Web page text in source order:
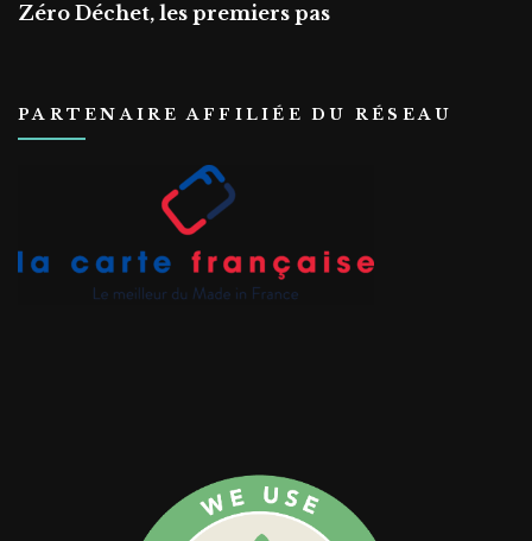
Zéro Déchet, les premiers pas
PARTENAIRE AFFILIÉE DU RÉSEAU